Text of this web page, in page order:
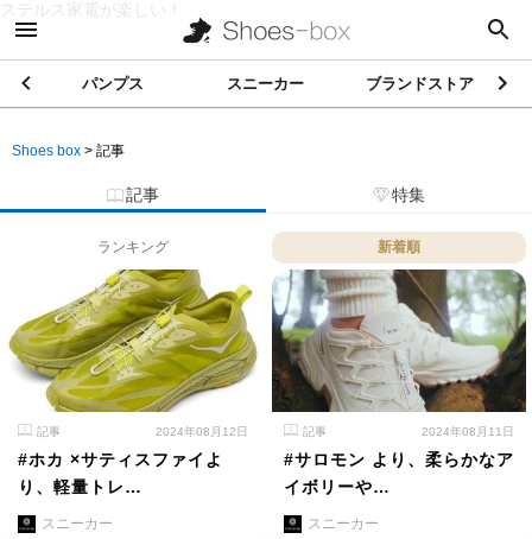
ステルス家電が楽しい！
パンプス スニーカー ブランドストア
Shoes box > 記事
記事 特集
ランキング 新着順
記事 2024年08月12日
#ホカ ×サティスファイよ
り、軽量トレ…
スニーカー
記事 2024年08月11日
#サロモン より、柔らかなア
イボリーや…
スニーカー